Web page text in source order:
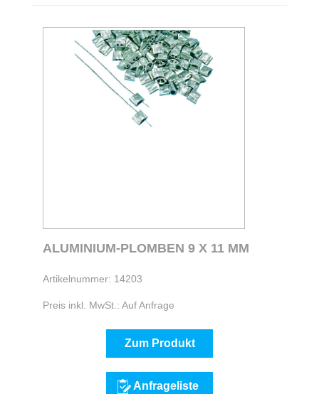
ALUMINIUM-PLOMBEN 9 X 11 MM
Artikelnummer: 14203
Preis inkl. MwSt.: Auf Anfrage
Zum Produkt
Anfrageliste